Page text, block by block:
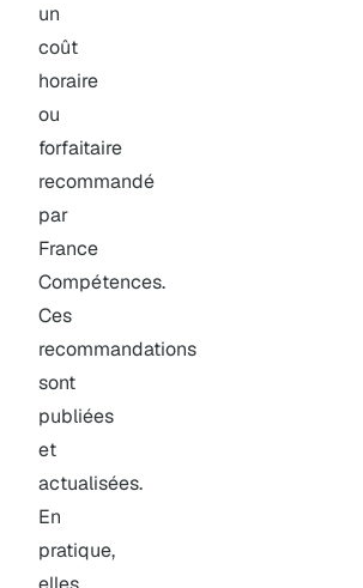
un
coût
horaire
ou
forfaitaire
recommandé
par
France
Compétences.
Ces
recommandations
sont
publiées
et
actualisées.
En
pratique,